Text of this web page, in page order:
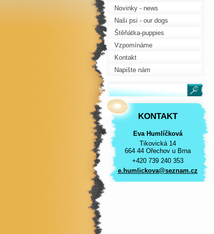
Novinky - news
Naši psi - our dogs
Štěňátka-puppies
Vzpomínáme
Kontakt
Napište nám
KONTAKT
Eva Humlíčková
Tikovická 14
664 44 Ořechov u Brna
+420 739 240 353
e.humlickova@seznam.cz